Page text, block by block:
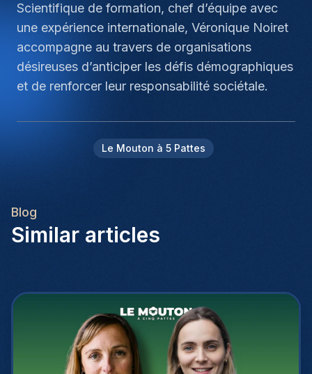
Scientifique de formation, chef d’équipe avec
une expérience internationale, Véronique Noiret
accompagne au travers de organisations
désireuses d’anticiper les défis démographiques
et de renforcer leur responsabilité sociétale.
Le Mouton à 5 Pattes
Blog
Similar articles